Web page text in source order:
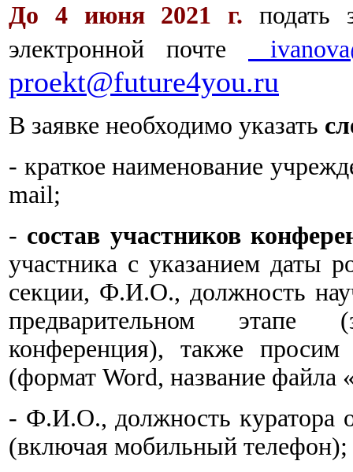
До 4 июня 2021 г. подать
электронной почте
proekt@future4you.ru
В заявке необходимо указать
- краткое наименование
mail;
- состав участников
участника с указанием даты
секции, Ф.И.О., должность
предварительном этапе
конференция), также
(формат Word, название
- Ф.И.О., должность куратора
(включая мобильный телефон);